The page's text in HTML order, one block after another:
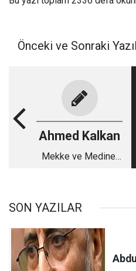
Önceki ve Sonraki
Ahmed Kalkan
Mekke ve Medine:
SON YAZILAR